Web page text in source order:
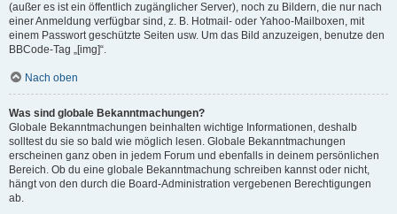
(außer es ist ein öffentlich zugänglicher Server), noch zu Bildern, die nur nach
einer Anmeldung verfügbar sind, z. B. Hotmail- oder Yahoo-Mailboxen, mit
einem Passwort geschützte Seiten usw. Um das Bild anzuzeigen, benutze den
BBCode-Tag „[img]“.
Nach oben
Was sind globale Bekanntmachungen?
Globale Bekanntmachungen beinhalten wichtige Informationen, deshalb
solltest du sie so bald wie möglich lesen. Globale Bekanntmachungen
erscheinen ganz oben in jedem Forum und ebenfalls in deinem persönlichen
Bereich. Ob du eine globale Bekanntmachung schreiben kannst oder nicht,
hängt von den durch die Board-Administration vergebenen Berechtigungen
ab.